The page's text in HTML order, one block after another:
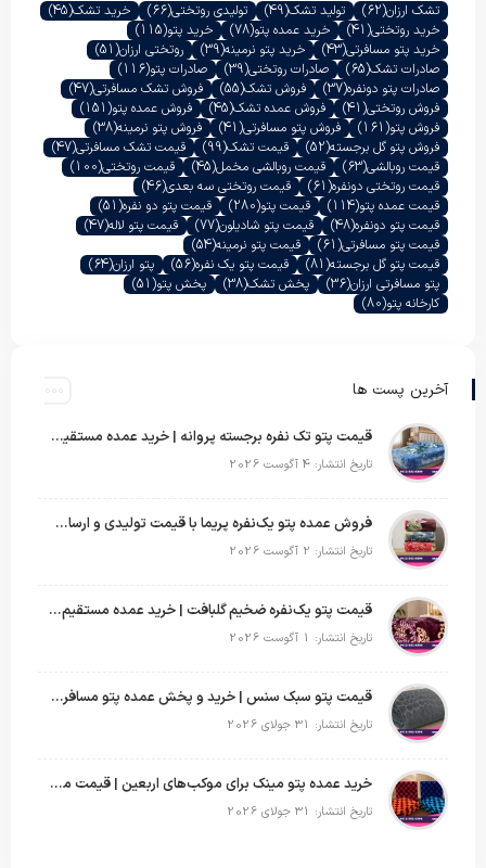
تشک ارزان(62) تولید تشک(49) تولیدی روتختی(66) خرید تشک(45)
خرید روتختی(41) خرید عمده پتو(78) خرید پتو(115)
خرید پتو مسافرتی(43) خرید پتو نرمینه(39) روتختی ارزان(51)
صادرات تشک(65) صادرات روتختی(39) صادرات پتو(116)
صادرات پتو دونفره(37) فروش تشک(55) فروش تشک مسافرتی(47)
فروش روتختی(41) فروش عمده تشک(45) فروش عمده پتو(151)
فروش پتو(161) فروش پتو مسافرتی(41) فروش پتو نرمینه(38)
فروش پتو گل برجسته(52) قیمت تشک(99) قیمت تشک مسافرتی(47)
قیمت روبالشی(63) قیمت روبالشی مخمل(45) قیمت روتختی(100)
قیمت روتختی دونفره(61) قیمت روتختی سه بعدی(46)
قیمت عمده پتو(114) قیمت پتو(280) قیمت پتو دو نفره(51)
قیمت پتو دونفره(48) قیمت پتو شادیلون(77) قیمت پتو لاله(47)
قیمت پتو مسافرتی(61) قیمت پتو نرمینه(54)
قیمت پتو گل برجسته(81) قیمت پتو یک نفره(56) پتو ارزان(64)
پتو مسافرتی ارزان(36) پخش تشک(38) پخش پتو(51)
کارخانه پتو(80)
آخرین پست ها
قیمت پتو تک نفره برجسته پروانه | خرید عمده مستقیم با بهترین قیمت بازار
تاریخ انتشار: 4 آگوست 2026
فروش عمده پتو یک‌نفره پریما با قیمت تولیدی و ارسال به سراسر کشور
تاریخ انتشار: 2 آگوست 2026
قیمت پتو یک‌نفره ضخیم گلبافت | خرید عمده مستقیم با بهترین قیمت
تاریخ انتشار: 1 آگوست 2026
قیمت پتو سبک سنس | خرید و پخش عمده پتو مسافرتی Sense
تاریخ انتشار: 31 جولای 2026
خرید عمده پتو مینک برای موکب‌های اربعین | قیمت مناسب و ارسال سریع
تاریخ انتشار: 31 جولای 2026